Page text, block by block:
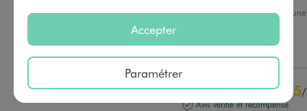
Avis du28/07/2026 , suite à
Utile(0) Signaler
5/
Avis vérifié et récompensé
Accepter
Paramétrer